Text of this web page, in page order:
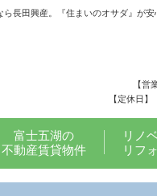
長田興産。『住まいのオサダ』が安
【営
【定休日】
富士五湖の
不動産賃貸物件
リノ
リフ